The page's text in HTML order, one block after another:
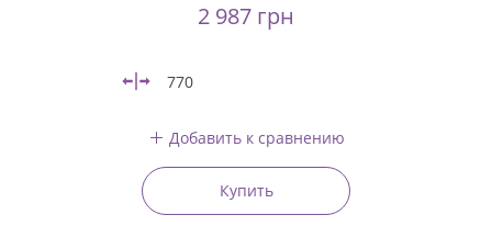
2 987 грн
770
Добавить к сравнению
Купить